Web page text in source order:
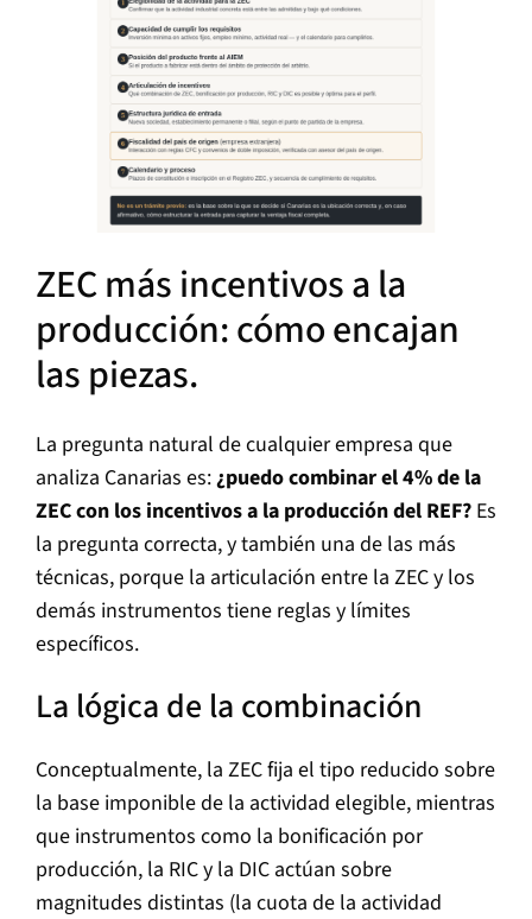
ZEC más incentivos a la
producción: cómo encajan
las piezas.
La pregunta natural de cualquier empresa que
analiza Canarias es:¿puedo combinar el 4% de la
ZEC con los incentivos a la producción del REF? Es
la pregunta correcta, y también una de las más
técnicas, porque la articulación entre la ZEC y los
demás instrumentos tiene reglas y límites
específicos.
La lógica de la combinación
Conceptualmente, la ZEC fija el tipo reducido sobre
la base imponible de la actividad elegible, mientras
que instrumentos como la bonificación por
producción, la RIC y la DIC actúan sobre
magnitudes distintas (la cuota de la actividad